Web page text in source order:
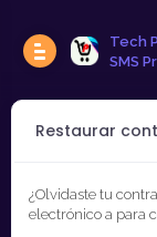
Tech
SMS
Restaurar
¿Olvidaste tu
electrónico a para